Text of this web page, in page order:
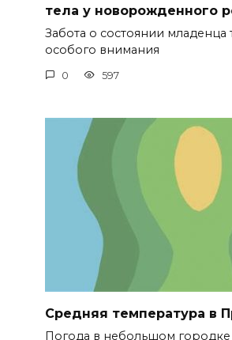
тела у новорожденного
Забота о состоянии младенца
особого внимания
0 597
Средняя температура в
Погода в небольшом городке